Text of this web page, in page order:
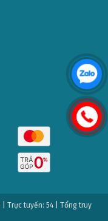
| Trực tuyến: 54 | Tổng truy